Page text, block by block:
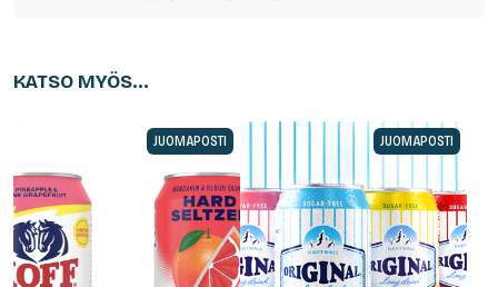
KATSO MYÖS...
JUOMAPOSTI JUOMAPOSTI